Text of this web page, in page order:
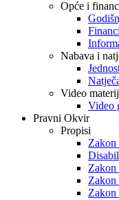
Opće i
Nabava i
Video
Video
Pravni Okvir
Propisi
Zakon
Zakon
Zakon
Zakon